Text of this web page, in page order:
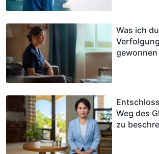
Was ich
gewonnen
Weg des
zu